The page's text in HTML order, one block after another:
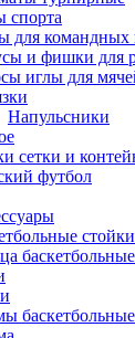
спорта
для командных
и фишки для
иглы для
Напульсники
сетки и
футбол
стойки
баскетбольные
баскетбольные